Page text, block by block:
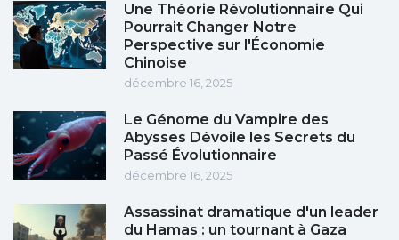
Une Théorie Révolutionnaire Qui
Pourrait Changer Notre
Perspective sur l'Économie
Chinoise
décembre 16, 2025
Le Génome du Vampire des
Abysses Dévoile les Secrets du
Passé Évolutionnaire
décembre 16, 2025
Assassinat dramatique d'un leader
du Hamas : un tournant à Gaza